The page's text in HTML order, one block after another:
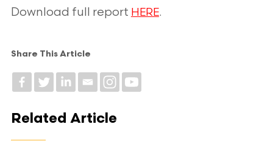
Download full report HERE.
Share This Article
Related Article